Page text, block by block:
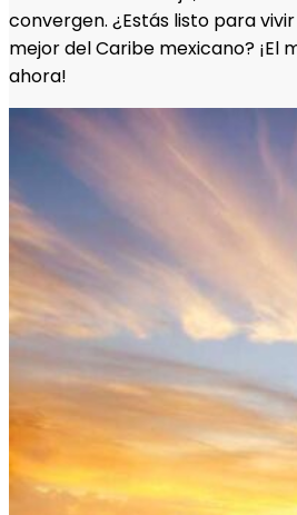
convergen. ¿Estás listo para
mejor del Caribe mexicano? ¡El
ahora!